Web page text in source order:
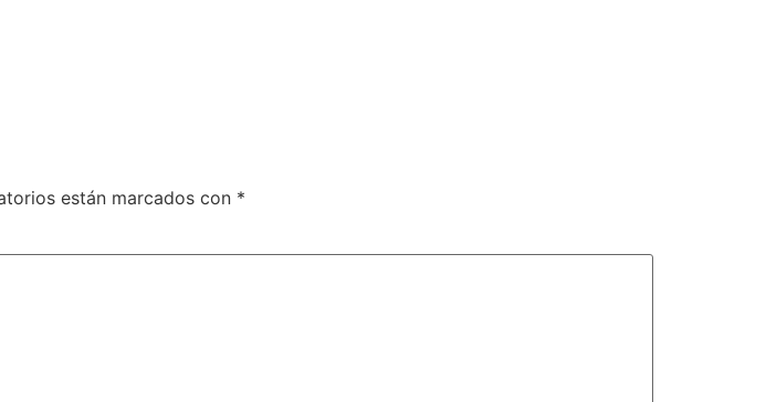
están marcados con *